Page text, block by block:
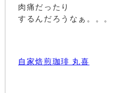
肉痛だったり
するんだろうなぁ。。。
自家焙煎珈琲 丸喜